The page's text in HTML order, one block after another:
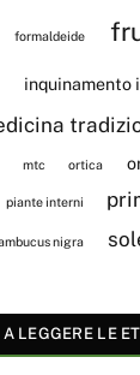
formaldeide
inquinamento
mtc ortica
piante interni
nigra
LEGGERE LE